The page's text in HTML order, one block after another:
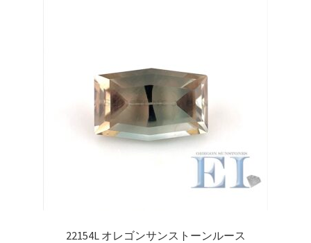
22154L オレゴンサンストーンルース